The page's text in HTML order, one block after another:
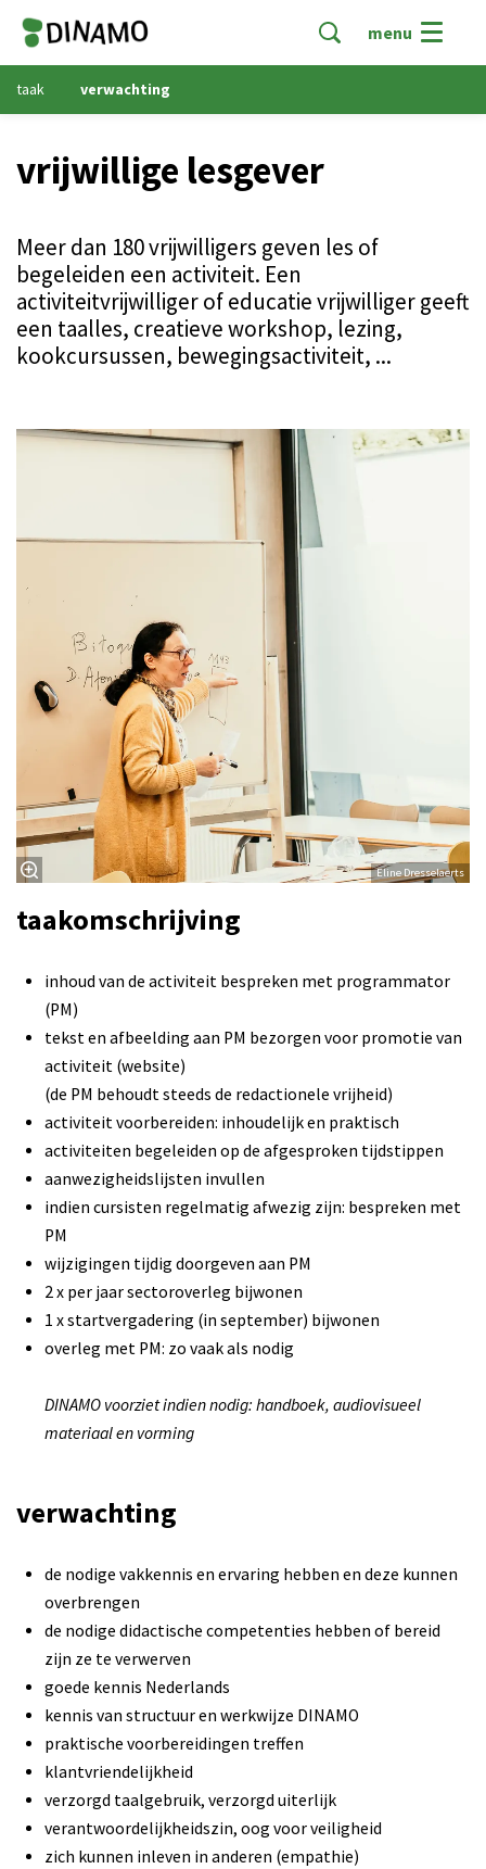
menu
taak verwachting
vrijwillige lesgever
Meer dan 180 vrijwilligers geven les of
begeleiden een activiteit. Een
activiteitvrijwilliger of educatie vrijwilliger geeft
een taalles, creatieve workshop, lezing,
kookcursussen, bewegingsactiviteit, ...
Eline Dresselaerts
taakomschrijving
inhoud van de activiteit bespreken met programmator
(PM)
tekst en afbeelding aan PM bezorgen voor promotie van
activiteit (website)
(de PM behoudt steeds de redactionele vrijheid)
activiteit voorbereiden: inhoudelijk en praktisch
activiteiten begeleiden op de afgesproken tijdstippen
aanwezigheidslijsten invullen
indien cursisten regelmatig afwezig zijn: bespreken met
PM
wijzigingen tijdig doorgeven aan PM
2 x per jaar sectoroverleg bijwonen
1 x startvergadering (in september) bijwonen
overleg met PM: zo vaak als nodig
DINAMO voorziet indien nodig: handboek, audiovisueel
materiaal en vorming
verwachting
de nodige vakkennis en ervaring hebben en deze kunnen
overbrengen
de nodige didactische competenties hebben of bereid
zijn ze te verwerven
goede kennis Nederlands
kennis van structuur en werkwijze DINAMO
praktische voorbereidingen treffen
klantvriendelijkheid
verzorgd taalgebruik, verzorgd uiterlijk
verantwoordelijkheidszin, oog voor veiligheid
zich kunnen inleven in anderen (empathie)